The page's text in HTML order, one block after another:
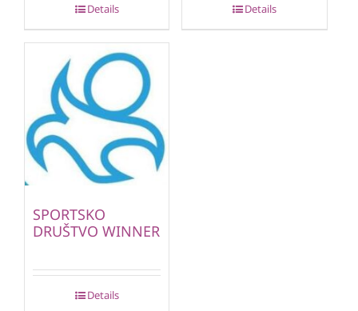
Details Details
SPORTSKO
DRUŠTVO WINNER
Details